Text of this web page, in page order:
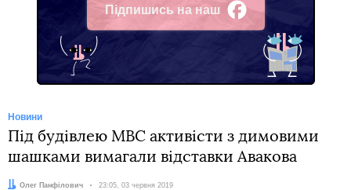
Підпишись на наш
Facebook
Новини
Під будівлею МВС активісти з димовими
шашками вимагали відставки Авакова
Автор:
Олег Панфілович Дата:
23:05, 03 червня 2019